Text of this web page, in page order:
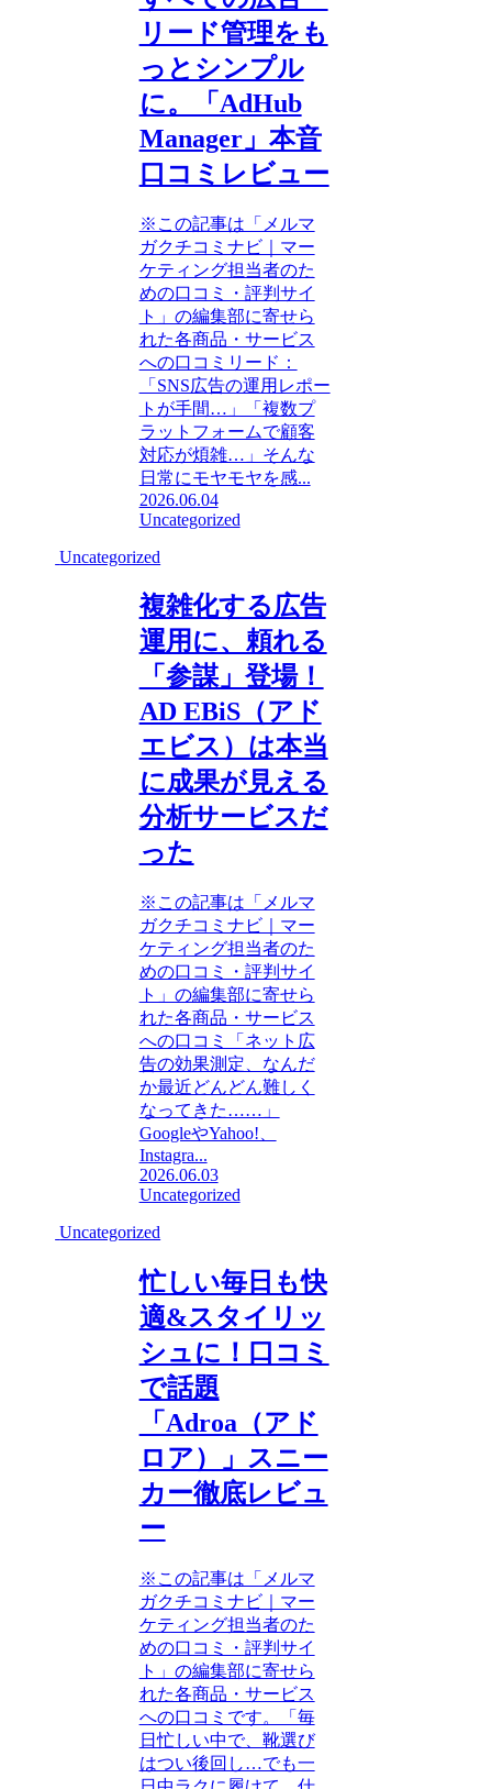
リード管理をも
っとシンプル
に。「AdHub
Manager」本音
口コミレビュー
※この記事は「メルマ
ガクチコミナビ｜マー
ケティング担当者のた
めの口コミ・評判サイ
ト」の編集部に寄せら
れた各商品・サービス
への口コミリード：
「SNS広告の運用レポー
トが手間…」「複数プ
ラットフォームで顧客
対応が煩雑…」そんな
日常にモヤモヤを感...
2026.06.04
Uncategorized
Uncategorized
複雑化する広告
運用に、頼れる
「参謀」登場！
AD EBiS（アド
エビス）は本当
に成果が見える
分析サービスだ
った
※この記事は「メルマ
ガクチコミナビ｜マー
ケティング担当者のた
めの口コミ・評判サイ
ト」の編集部に寄せら
れた各商品・サービス
への口コミ「ネット広
告の効果測定、なんだ
か最近どんどん難しく
なってきた……」
GoogleやYahoo!、
Instagra...
2026.06.03
Uncategorized
Uncategorized
忙しい毎日も快
適&スタイリッ
シュに！口コミ
で話題
「Adroa（アド
ロア）」スニー
カー徹底レビュ
ー
※この記事は「メルマ
ガクチコミナビ｜マー
ケティング担当者のた
めの口コミ・評判サイ
ト」の編集部に寄せら
れた各商品・サービス
への口コミです。「毎
日忙しい中で、靴選び
はつい後回し…でも一